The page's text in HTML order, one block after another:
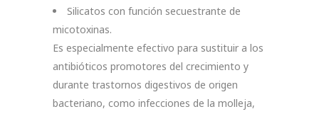
Silicatos con función secuestrante de
micotoxinas.
Es especialmente efectivo para sustituir a los
antibióticos promotores del crecimiento y
durante trastornos digestivos de origen
bacteriano, como infecciones de la molleja,